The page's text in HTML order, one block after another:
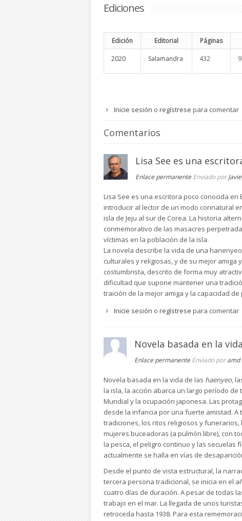
Ediciones
Edición Editorial Páginas
2020 Salamandra 432
Inicie sesión o regístrese para comentar
Comentarios
Lisa See es una
Enlace permanente Enviado por
Lisa See es una escritora poco conocida
introducir al lector de un modo connatural
isla de Jeju al sur de Corea. La historia
conmemorativo de las masacres
víctimas en la población de la isla.
La novela describe la vida de una
culturales y religiosas, y de su mejor
costumbrista, descrito de forma muy
dificultad que supone mantener una
traición de la mejor amiga y la capacidad
Inicie sesión o regístrese para comentar
Novela basada en la
Enlace permanente Enviado poramd
Novela basada en la vida de las haenyeo ,
la isla, la acción abarca un largo período
Mundial y la ocupación japonesa. Las
desde la infancia por una fuerte amistad. A
tradiciones, los ritos religiosos y
mujeres buceadoras (a pulmón libre), con
la pesca, el peligro continuo y las secuelas
actualmente se halla en vías de
Desde el punto de vista estructural, la
tercera persona tradicional, se inicia en el
cuatro días de duración. A pesar de todas
trabajo en el mar. La llegada de unos
retroceda hasta 1938. Para esta